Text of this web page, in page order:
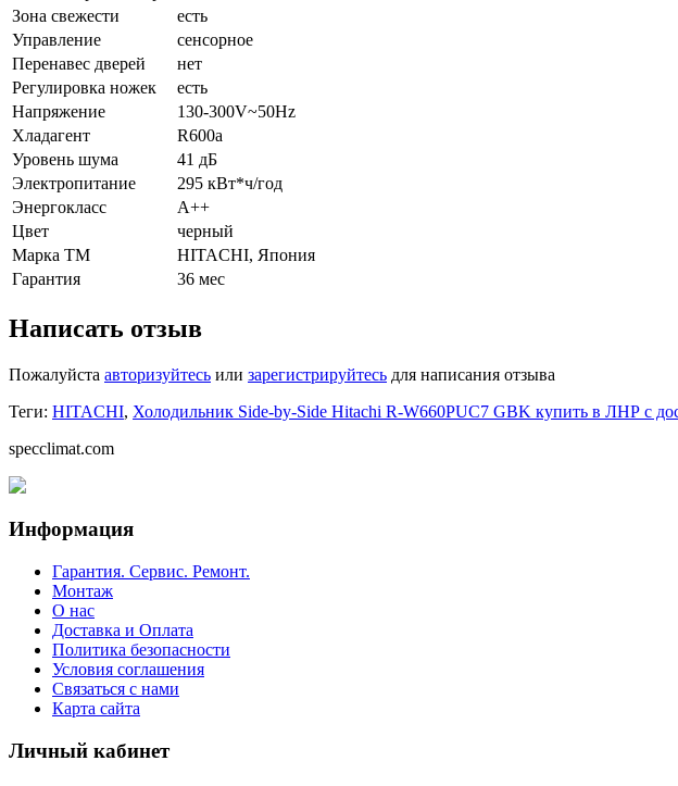
Зона свежести
есть
Управление
сенсорное
Перенавес дверей
нет
Регулировка ножек
есть
Напряжение
130-300V~50Hz
Хладагент
R600а
Уровень шума
41 дБ
Электропитание
295 кВт*ч/год
Энергокласс
А++
Цвет
черный
Марка ТМ
HITACHI, Япония
Гарантия
36 мес
Написать отзыв
Пожалуйста авторизуйтесь или зарегистрируйтесь для написания отзыва
Теги: HITACHI, Холодильник Side-by-Side Hitachi R-W660PUC7 GBK купить в ЛНР с
specclimat.com
Информация
Гарантия. Сервис. Ремонт.
Монтаж
О нас
Доставка и Оплата
Политика безопасности
Условия соглашения
Связаться с нами
Карта сайта
Личный кабинет